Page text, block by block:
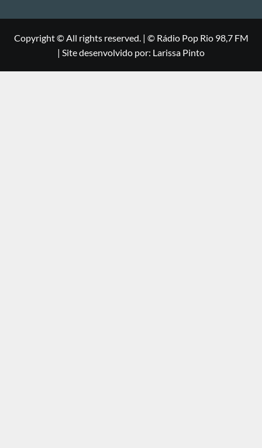
Copyright © All rights reserved. | ©Rádio Pop Rio 98,7 FM
| Site desenvolvido por: Larissa Pinto